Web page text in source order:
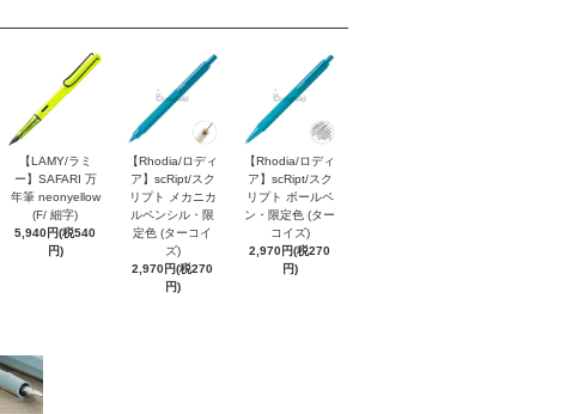
【LAMY/ラミ
ー】SAFARI 万
年筆 neonyellow
(F/ 細字)
5,940円(税540
円)
【Rhodia/ロディ
ア】scRipt/スク
リプト メカニカ
ルペンシル・限
定色 (ターコイ
ズ)
2,970円(税270
円)
【Rhodia/ロディ
ア】scRipt/スク
リプト ボールペ
ン・限定色 (ター
コイズ)
2,970円(税270
円)